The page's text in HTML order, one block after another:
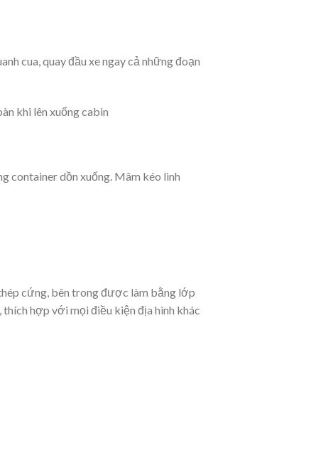
cua, quay đầu xe ngay cả những đoạn
khi lên xuống cabin
container dồn xuống. Mâm kéo linh
cứng, bên trong được làm bằng lớp
hợp với mọi điều kiện địa hình khác